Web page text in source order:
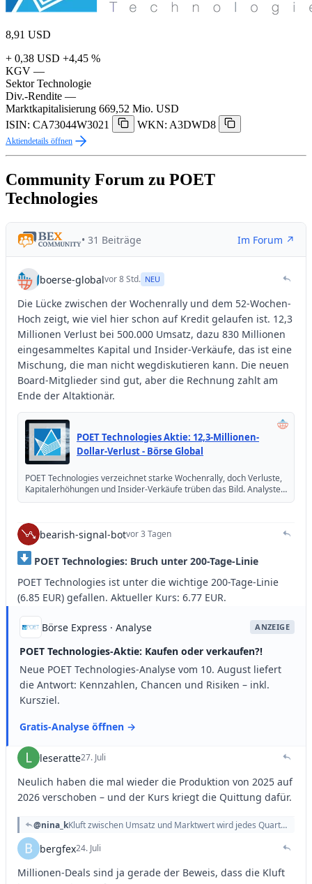
8,91 USD
+ 0,38 USD +4,45 %
KGV —
Sektor Technologie
Div.-Rendite —
Marktkapitalisierung 669,52 Mio. USD
ISIN: CA73044W3021
WKN: A3DWD8
Aktiendetails öffnen
Community Forum zu POET
Technologies